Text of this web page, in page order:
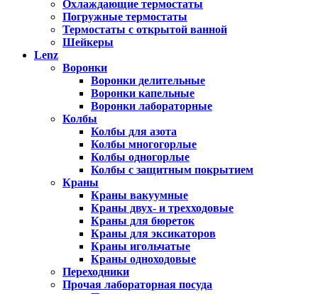
Охлаждающие термостаты
Погружные термостаты
Термостаты с открытой ванной
Шейкеры
Lenz
Воронки
Воронки делительные
Воронки капельные
Воронки лабораторные
Колбы
Колбы для азота
Колбы многогорлые
Колбы одногорлые
Колбы с защитным покрытием
Краны
Краны вакуумные
Краны двух- и трехходовые
Краны для бюреток
Краны для эксикаторов
Краны игольчатые
Краны одноходовые
Переходники
Прочая лабораторная посуда